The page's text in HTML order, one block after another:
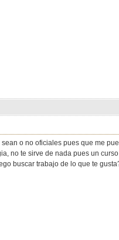
o no oficiales pues que me
no te sirve de nada pues un
buscar trabajo de lo que te